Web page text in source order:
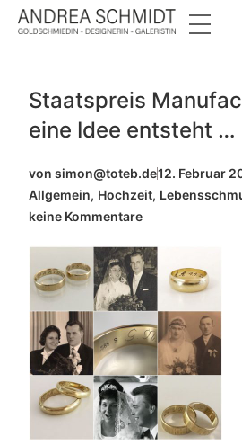
Staatspreis
eine Idee entsteht …
von simon@toteb.de12. Februar
Allgemein, Hochzeit,
keine Kommentare